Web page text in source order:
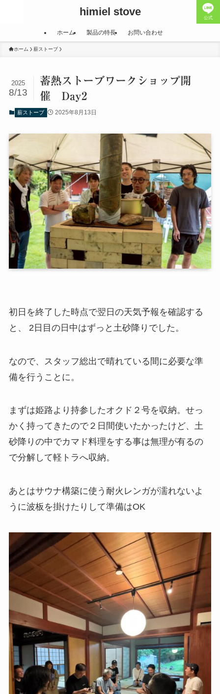
himiel stove 公式
ホーム 製品の特長 お問い合わせ
ホーム 薪ストーブ
蓄熱ストーブワークショップ開
催 Day2
2025
8/13
薪ストーブ 2025年8月13日
初日を終了した時点で翌日の天気予報を確認する
と、 2日目の日中はずっと土砂降りでした。
なので、スタッフ総出で晴れている間に必要な準
備を行うことに。
まずは姫路より持参したオクド２号を収納。せっ
かく持ってきたので２日間使いたかったけど、土
砂降りの中でカマド料理をする事は無理が有るの
で分解して軽トラへ収納。
あとはサウナ構築に使う耐火レンガが濡れないよ
うに波板を掛けたりして準備はOK